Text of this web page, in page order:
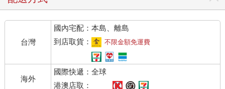
台灣
國內宅配：本島、離島
到店取貨：
不限金額免運費
海外
國際快遞：全球
港澳店取：